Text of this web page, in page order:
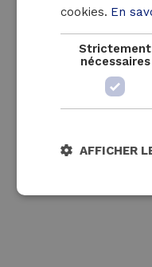
cookies. En
Strictement
nécessaires
AFFICHER